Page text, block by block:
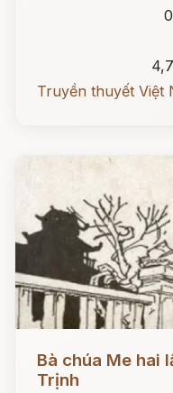
Truyền thuyết Việt
Bà chúa Me hai
Trịnh